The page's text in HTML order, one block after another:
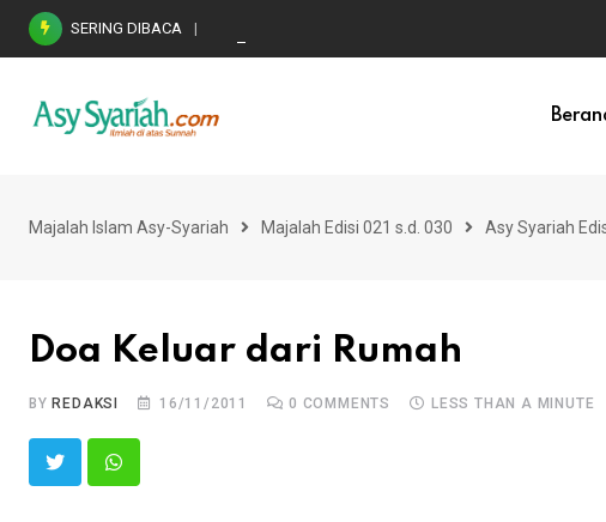
Skip
SERING DIBACA
Majalah Islam Asy-Syariah Majalah Edisi 021 s.d. 030 Asy Syariah
Doa Keluar dari Rumah
BY REDAKSI 16/11/2011 0 COMMENTS LESS THAN A MINUTE